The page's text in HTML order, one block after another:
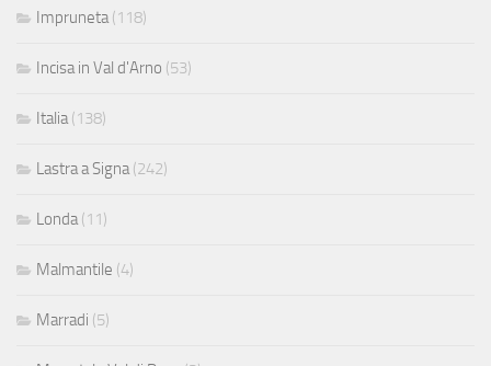
Impruneta(118)
Incisa in Val d'Arno (53)
Italia(138)
Lastra a Signa(242)
Londa(11)
Malmantile (4)
Marradi (5)